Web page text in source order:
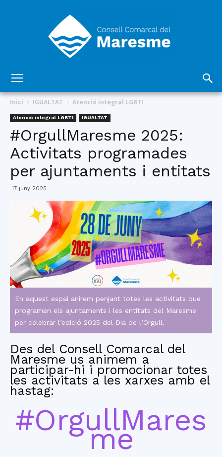
Comarcal
del
Maresme
Inici IGUALTAT Atenció integral LGBTI
Atenció integral LGBTI IGUALTAT
#OrgullMaresme 2025:
Activitats programades
per ajuntaments i entitats
17 juny 2025
En aquest espai anirem penjant totes les activitats que
programen els ajuntaments i les entitats del Maresme
per celebrar l’edició 2025 del Dia de l’Orgull.
Des del Consell Comarcal del
Maresme us animem a
participar-hi i promocionar totes
les activitats a les xarxes amb el
hastag:
#OrgullMares
me